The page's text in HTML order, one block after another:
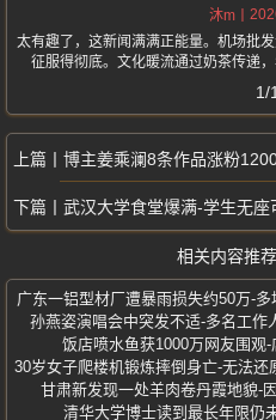
沐m
太有趣了，这新闻满满正能量。机场批
征服得彻底。文化暖流通过奶茶传递
1/1
博主姜乘澜8条作品涨粉1200万
武汉大学食堂爆满-学生无座
相关内容推
广东一铝型材厂遭暴雨损失约50万-
孙燕姿演唱会中突发不适-多名工作
饭店喷水鱼获1000万网友围观
30岁女子爬楼机锻炼摔倒身亡-无法
甘肃新发现一处羊肉卷丹霞地貌-
清华大学博士读到最长年限仍